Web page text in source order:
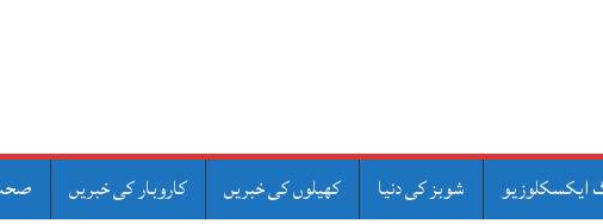
ایکسکلوزیو شوبز کی دنیا کھیلوں کی خبریں کاروبار کی خبریں